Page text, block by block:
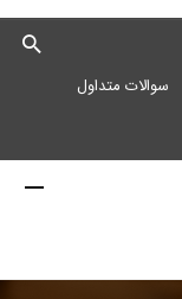
سوالات متداول